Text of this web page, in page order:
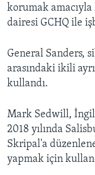
korumak
dairesi GCHQ ile
General Sanders,
arasındaki ikili
kullandı.
Mark Sedwill,
2018 yılında
Skripal'a
yapmak için